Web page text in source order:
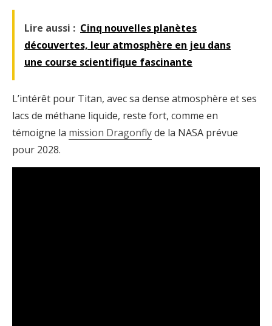
Lire aussi : Cinq nouvelles planètes
découvertes, leur atmosphère en jeu dans
une course scientifique fascinante
L’intérêt pour Titan, avec sa dense atmosphère et ses
lacs de méthane liquide, reste fort, comme en
témoigne la mission Dragonflyde la NASA prévue
pour 2028.